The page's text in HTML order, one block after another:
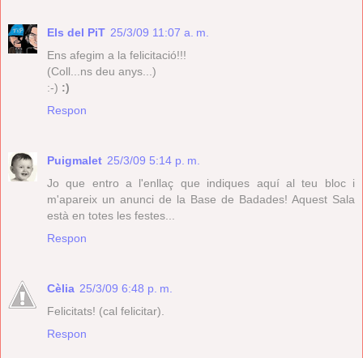
Els del PiT 25/3/09 11:07 a. m.
Ens afegim a la felicitació!!!
(Coll...ns deu anys...)
:-) :)
Respon
Puigmalet 25/3/09 5:14 p. m.
Jo que entro a l'enllaç que indiques aquí al teu bloc i
m'apareix un anunci de la Base de Badades! Aquest Sala
està en totes les festes...
Respon
Cèlia 25/3/09 6:48 p. m.
Felicitats! (cal felicitar).
Respon